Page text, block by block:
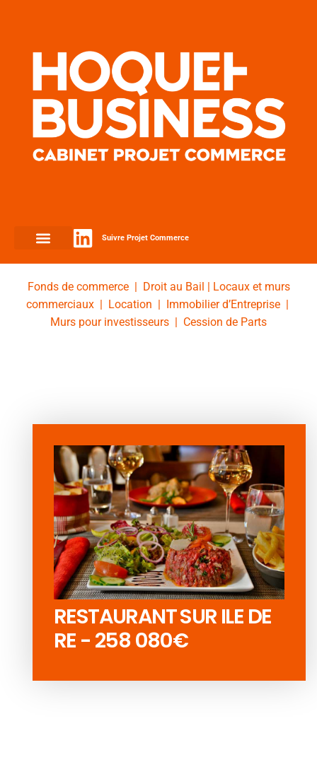
Suivre Projet Commerce
Fonds de commerce| Droit au Bail
Locaux et murs
commerciaux| Location Immobilier d’Entreprise|
Murs pour investisseurs
Cession de Parts
RESTAURANT SUR ILE DE
RE - 258 080€